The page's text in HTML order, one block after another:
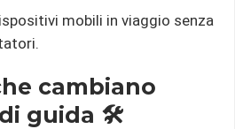
mobili in viaggio senza
cambiano
guida 🛠️